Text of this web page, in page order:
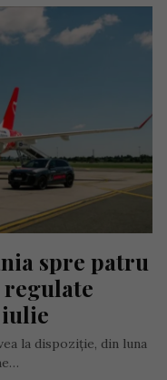
spre patru
la dispoziție, din luna